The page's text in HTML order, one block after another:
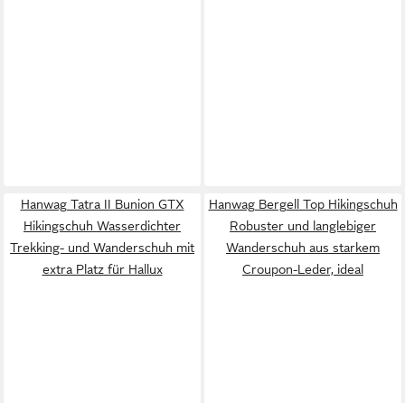
Hanwag Tatra II Bunion GTX
Hikingschuh Wasserdichter
Trekking- und Wanderschuh mit
extra Platz für Hallux
Hanwag Bergell Top Hikingschuh
Robuster und langlebiger
Wanderschuh aus starkem
Croupon-Leder, ideal